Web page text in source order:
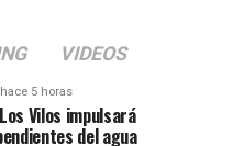
VIDEOS
hace 5 horas
Vilos impulsará
del agua